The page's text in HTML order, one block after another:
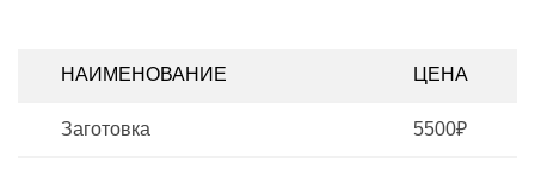
НАИМЕНОВАНИЕ ЦЕНА
Заготовка 5500₽